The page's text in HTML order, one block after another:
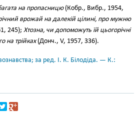
на пропасницю(Кобр., Вибр., 1954,
врожай на далекій цілині, про мужню
245); Хтозна, чи допоможуть їй цьогорічні
на трійках(Донч., V, 1957, 336).
за ред. І. К. Білодіда. — К.: